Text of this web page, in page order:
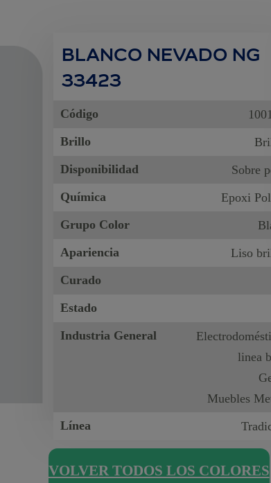
BLANCO NEVADO NG
33423
Código
Brillo
Disponibilidad
Sobre
Química
Epoxi
Grupo Color
Apariencia
Liso
Curado
Estado
Industria General
linea
Muebles
Línea
VOLVER TODOS LOS COLORES